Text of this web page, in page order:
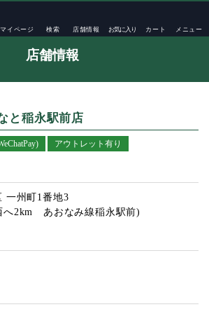
マイページ 検索 店舗情報 お気に入り カート メニュー
店舗情報
と稲永駅前店
アウトレット有り
一州町1番地3
へ2km あおなみ線稲永駅前)